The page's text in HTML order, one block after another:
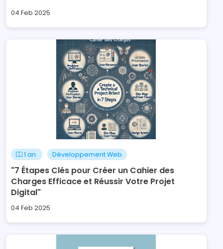
04 Feb 2025
1 an Développement Web
"7 Étapes Clés pour Créer un Cahier des
Charges Efficace et Réussir Votre Projet
Digital"
04 Feb 2025